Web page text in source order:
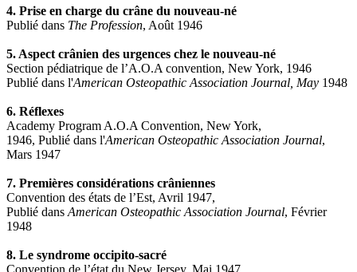
4. Prise en charge du crâne du nouveau-né
Publié dans The Profession, Août 1946
5. Aspect crânien des urgences chez le nouveau-né
Section pédiatrique de l’A.O.A convention, New York, 1946
Publié dans l'American Osteopathic Association Journal, May 1948
6. Réflexes
Academy Program A.O.A Convention, New York,
1946, Publié dans l'American Osteopathic Association Journal,
Mars 1947
7. Premières considérations crâniennes
Convention des états de l’Est, Avril 1947,
Publié dans American Osteopathic Association Journal, Février
1948
8. Le syndrome occipito-sacré
Convention de l’état du New Jersey, Mai 1947,